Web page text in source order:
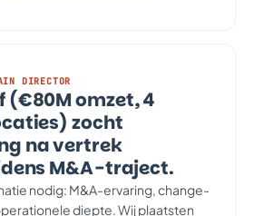
DIRECTOR
(€80M omzet, 4
zocht
na vertrek
M&A-traject.
nodig: M&A-ervaring, change-
diepte. Wij plaatsten